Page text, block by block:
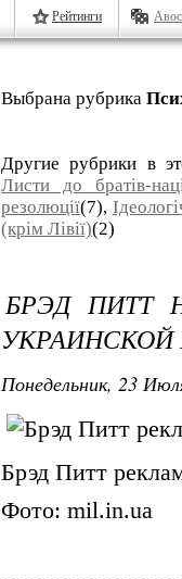
Рейтинги
Выбрана рубрика
Другие рубрики в
Листи до братів-
резолюції(7),
(крім Лівії)(2)
БРЭД ПИТТ
Понедельник, 23
Брэд Питт
Фото: mil.in.ua